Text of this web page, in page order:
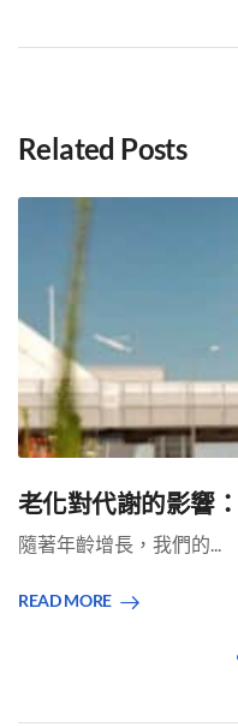
Related Posts
老化對代謝的影響
隨著年齡增長，我們的...
READ MORE